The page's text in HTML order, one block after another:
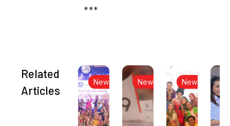
***
Related
Articles
News News News